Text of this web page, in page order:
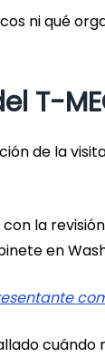
ni qué
T-
de la
la
en